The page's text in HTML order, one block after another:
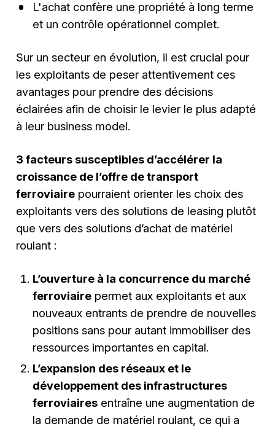
L'achat confère une propriété à long terme
et un contrôle opérationnel complet.
Sur un secteur en évolution, il est crucial pour
les exploitants de peser attentivement ces
avantages pour prendre des décisions
éclairées afin de choisir le levier le plus adapté
à leur business model.
3 facteurs susceptibles d’accélérer la
croissance de l’offre de transport
ferroviaire pourraient orienter les choix des
exploitants vers des solutions de leasing plutôt
que vers des solutions d’achat de matériel
roulant :
L’ouverture à la concurrence du marché
ferroviairepermet aux exploitants et aux
nouveaux entrants de prendre de nouvelles
positions sans pour autant immobiliser des
ressources importantes en capital.
L’expansion des réseaux et le
développement des infrastructures
ferroviairesentraîne une augmentation de
la demande de matériel roulant, ce qui a